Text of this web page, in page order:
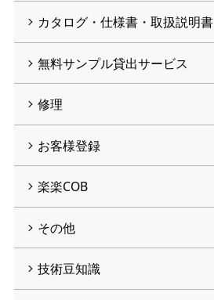
カタログ・仕様書・取扱説明書
無料サンプル貸出サービス
修理
お客様登録
楽楽COB
その他
技術豆知識